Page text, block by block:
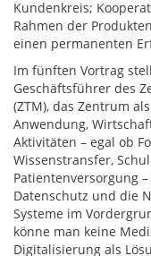
Kundenkreis;
Rahmen der
einen permanenten
Im fünften Vortrag
Geschäftsführer des
(ZTM), das Zentrum
Anwendung,
Aktivitäten – egal ob
Wissenstransfer,
Patientenversorgung
Datenschutz und die
Systeme im
könne man keine
Digitalisierung als